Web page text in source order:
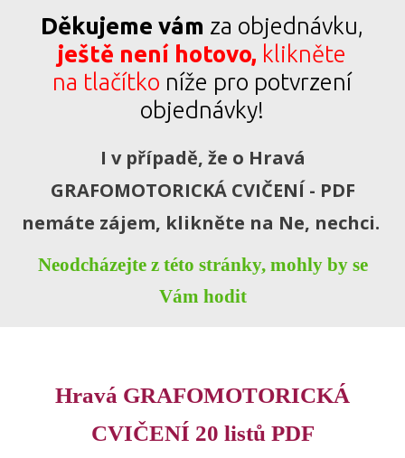
Děkujeme vám za objednávku,
ještě není hotovo, klikněte
na tlačítko níže pro potvrzení
objednávky!
I v případě, že o Hravá
GRAFOMOTORICKÁ CVIČENÍ - PDF
nemáte zájem, klikněte na Ne, nechci.
Neodcházejte z této stránky, mohly by se
Vám hodit
Hravá GRAFOMOTORICKÁ
CVIČENÍ 20 listů PDF